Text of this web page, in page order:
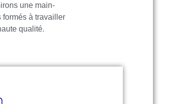
une main-
à travailler
qualité.